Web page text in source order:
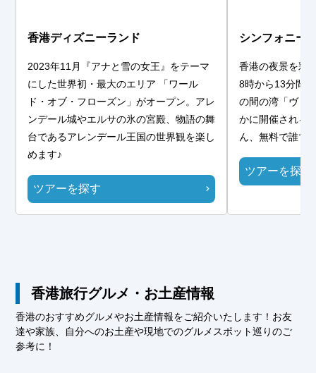
香港ディズニーランド
2023年11月『アナと雪の女王』をテーマ
にした世界初・最大のエリア 「ワール
ド・オブ・フローズン」がオープン。アレ
ンデール城やエルサの氷の宮殿、物語の舞
台であるアレンデール王国の世界観を楽し
めます♪
ツアーを探す
シンフォニー
香港の夜景を彩
8時から13分間
の間の湾「ヴィ
かに開催される
ん、無料で誰で
ツアーを探す
香港旅行グルメ・お土産情報
香港のおすすめグルメやお土産情報をご紹介いたします！お友
達や家族、自分へのお土産や現地でのグルメスポット巡りのご
参考に！